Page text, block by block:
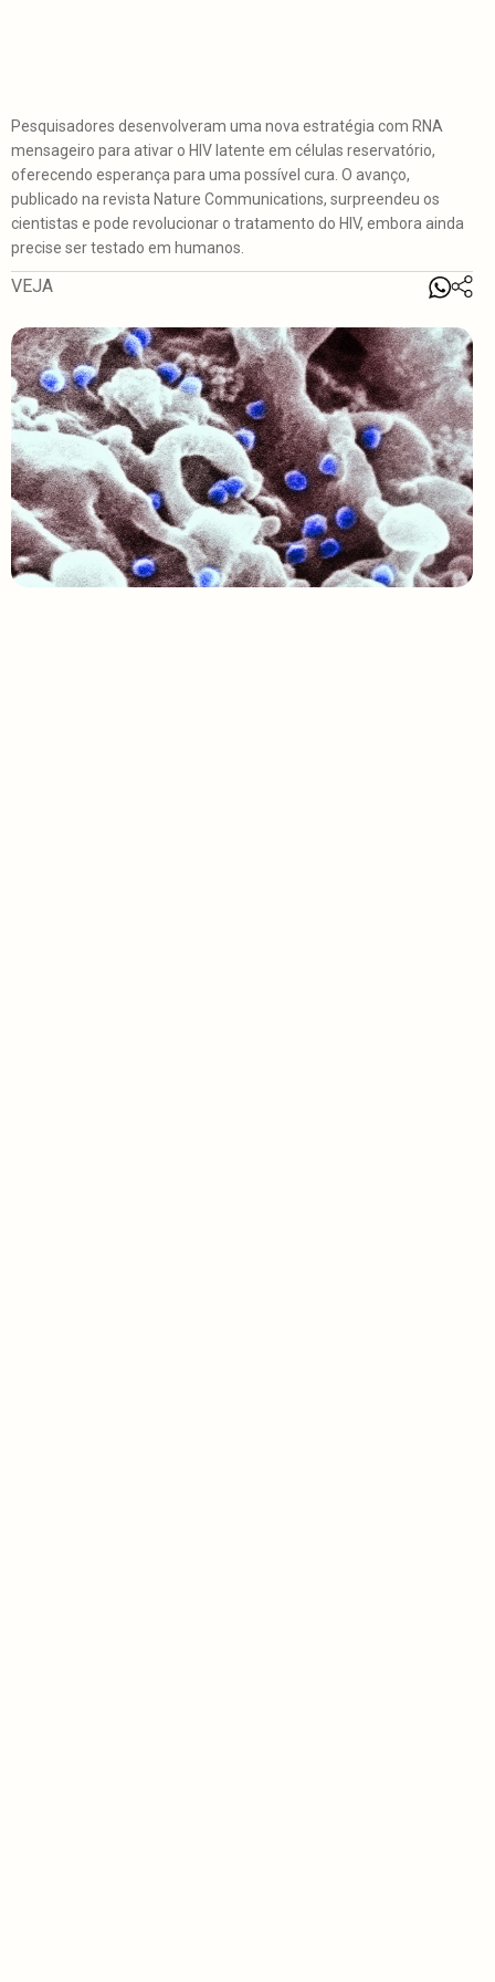
Pesquisadores desenvolveram uma nova estratégia com RNA
mensageiro para ativar o HIV latente em células reservatório,
oferecendo esperança para uma possível cura. O avanço,
publicado na revista Nature Communications, surpreendeu os
cientistas e pode revolucionar o tratamento do HIV, embora ainda
precise ser testado em humanos.
VEJA